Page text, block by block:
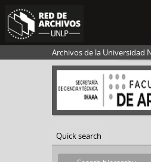
Archivos de la Universidad
Quick search